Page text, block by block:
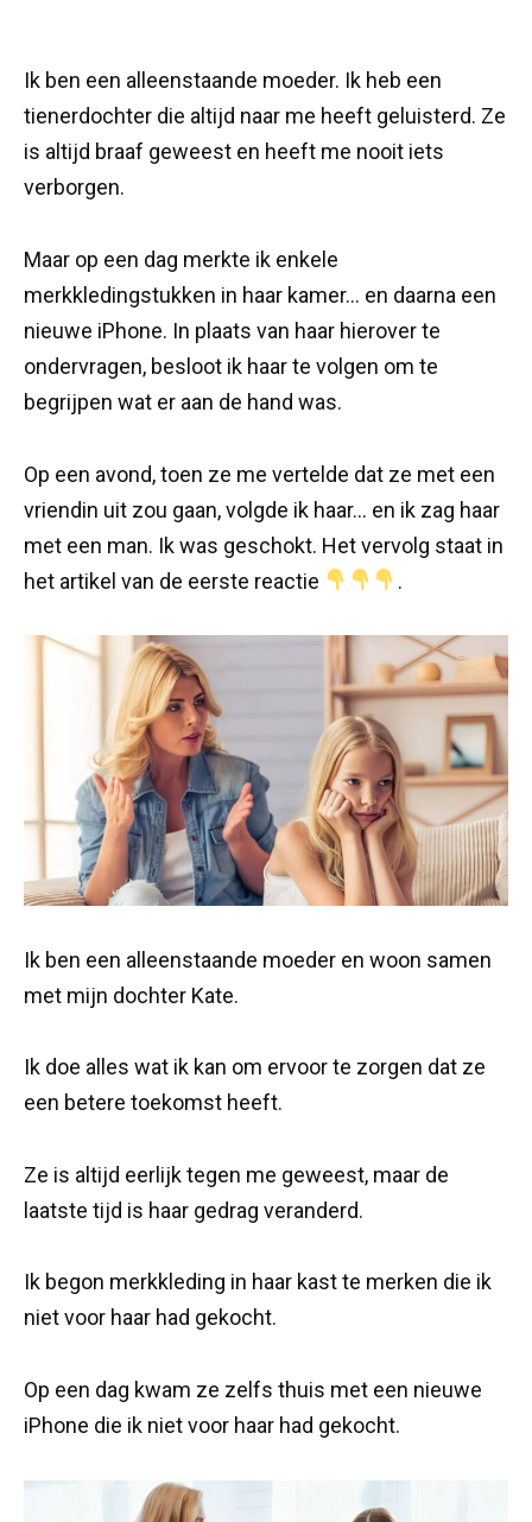
Ik ben een alleenstaande moeder. Ik heb een
tienerdochter die altijd naar me heeft geluisterd. Ze
is altijd braaf geweest en heeft me nooit iets
verborgen.
Maar op een dag merkte ik enkele
merkkledingstukken in haar kamer… en daarna een
nieuwe iPhone. In plaats van haar hierover te
ondervragen, besloot ik haar te volgen om te
begrijpen wat er aan de hand was.
Op een avond, toen ze me vertelde dat ze met een
vriendin uit zou gaan, volgde ik haar… en ik zag haar
met een man. Ik was geschokt. Het vervolg staat in
het artikel van de eerste reactie
.
Ik ben een alleenstaande moeder en woon samen
met mijn dochter Kate.
Ik doe alles wat ik kan om ervoor te zorgen dat ze
een betere toekomst heeft.
Ze is altijd eerlijk tegen me geweest, maar de
laatste tijd is haar gedrag veranderd.
Ik begon merkkleding in haar kast te merken die ik
niet voor haar had gekocht.
Op een dag kwam ze zelfs thuis met een nieuwe
iPhone die ik niet voor haar had gekocht.